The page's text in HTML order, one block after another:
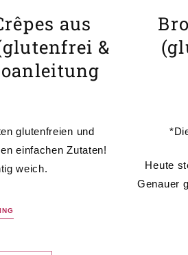
aus
&
glutenfreien und
einfachen Zutaten!
weich.
Heute
Genauer